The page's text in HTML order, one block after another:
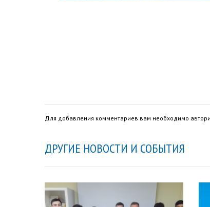
Для добавления комментариев вам необходимо
ДРУГИЕ НОВОСТИ И СОБЫТИЯ